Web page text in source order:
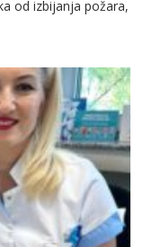
od izbijanja požara,